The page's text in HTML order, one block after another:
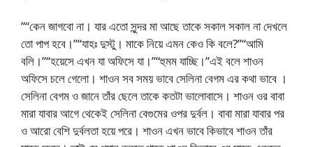
”“কেন জাগবো না। যার এতো সুন্দর মা আছে তাকে সকাল সকাল না দেখলে
তো পাপ হবে।”“যাহঃ দুস্টু। মাকে নিয়ে এমন কেও কি বলে?”“আমি
বলি।”“হয়েসে এখন যা অফিসে যা।”“হুমম যাচ্ছি।”এই বলে শাওন
অফিসে চলে গেলো। শাওন সব সময় ভাবে সেলিনা বেগম এর কথা ভাবে ।
সেলিনা বেগম ও জানে তাঁর ছেলে তাকে কতটা ভালোবাসে। শাওন ওর বাবা
মারা যাবার আগে থেকেই সেলিনা বেগুমের ওপর দুর্বল। বাবা মারা যাবার পর
ও আরো বেশি দুর্বলতা হয়ে পরে। শাওন এখন ভাবে কিভাবে শাওন তাঁর